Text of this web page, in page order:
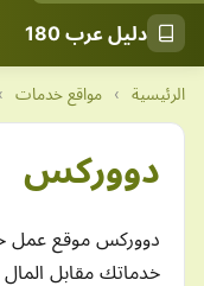
دليل عرب 180
الرئيسية › مواقع خدمات ›
دووركس
دووركس موقع عمل
خدماتك مقابل